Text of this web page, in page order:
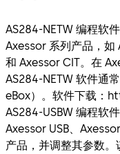
AS284-NETW 编程软
Axessor 系列产品，如
和 Axessor CIT。在
AS284-NETW 软件通
eBox）。软件下载
AS284-USBW 编程软
Axessor USB、
产品，并调整其参数。